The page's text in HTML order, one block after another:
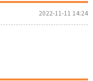
2022-11-11 14:24